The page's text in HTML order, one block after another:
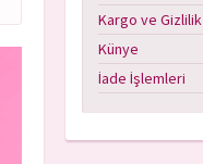
Kargo ve Gizlilik
Künye
İade İşlemleri